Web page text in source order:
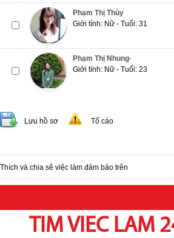
Phạm Thị Thủy
Giới tính: Nữ - Tuổi: 31
Phạm Thị Nhung·
Giới tính: Nữ - Tuổi: 23
Lưu hồ sơ Tố cáo
Thích và chia sẽ việc làm đảm bảo trên
TIM VIEC LAM